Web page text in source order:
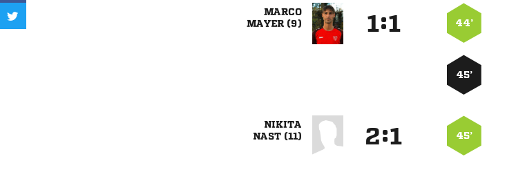

 
: 44’
45’

 
: 45’